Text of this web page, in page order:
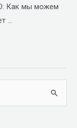
Как мы можем
…